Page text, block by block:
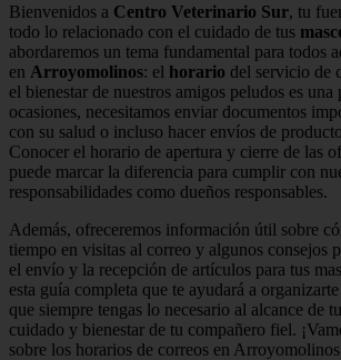
Bienvenidos a Centro Veterinario Sur, tu
todo lo relacionado con el cuidado de tus
abordaremos un tema fundamental para todos
en Arroyomolinos: el horario del servicio de
el bienestar de nuestros amigos peludos es
ocasiones, necesitamos enviar documentos
con su salud o incluso hacer envíos de
Conocer el horario de apertura y cierre de las
puede marcar la diferencia para cumplir con
responsabilidades como dueños responsables.
Además, ofreceremos información útil sobre
tiempo en visitas al correo y algunos consejos
el envío y la recepción de artículos para tus
esta guía completa que te ayudará a
que siempre tengas lo necesario al alcance de
cuidado y bienestar de tu compañero fiel.
sobre los horarios de correos en